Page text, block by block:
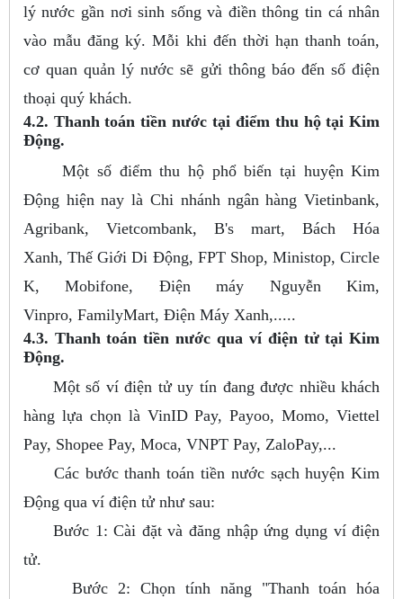
lý nước gần nơi sinh sống và điền thông tin cá nhân
vào mẫu đăng ký. Mỗi khi đến thời hạn thanh toán,
cơ quan quản lý nước sẽ gửi thông báo đến số điện
thoại quý khách.
4.2. Thanh toán tiền nước tại điểm thu hộ tại Kim
Động.
Một số điểm thu hộ phổ biến tại huyện Kim
Động hiện nay là Chi nhánh ngân hàng Vietinbank,
Agribank, Vietcombank, B's mart, Bách Hóa
Xanh, Thế Giới Di Động, FPT Shop, Ministop, Circle
K, Mobifone, Điện máy Nguyễn Kim,
Vinpro, FamilyMart, Điện Máy Xanh,.....
4.3. Thanh toán tiền nước qua ví điện tử tại Kim
Động.
Một số ví điện tử uy tín đang được nhiều khách
hàng lựa chọn là VinID Pay, Payoo, Momo, Viettel
Pay, Shopee Pay, Moca, VNPT Pay, ZaloPay,...
Các bước thanh toán tiền nước sạch huyện Kim
Động qua ví điện tử như sau:
Bước 1: Cài đặt và đăng nhập ứng dụng ví điện
tử.
Bước 2: Chọn tính năng "Thanh toán hóa